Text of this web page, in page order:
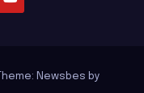
Theme: Newsbes by